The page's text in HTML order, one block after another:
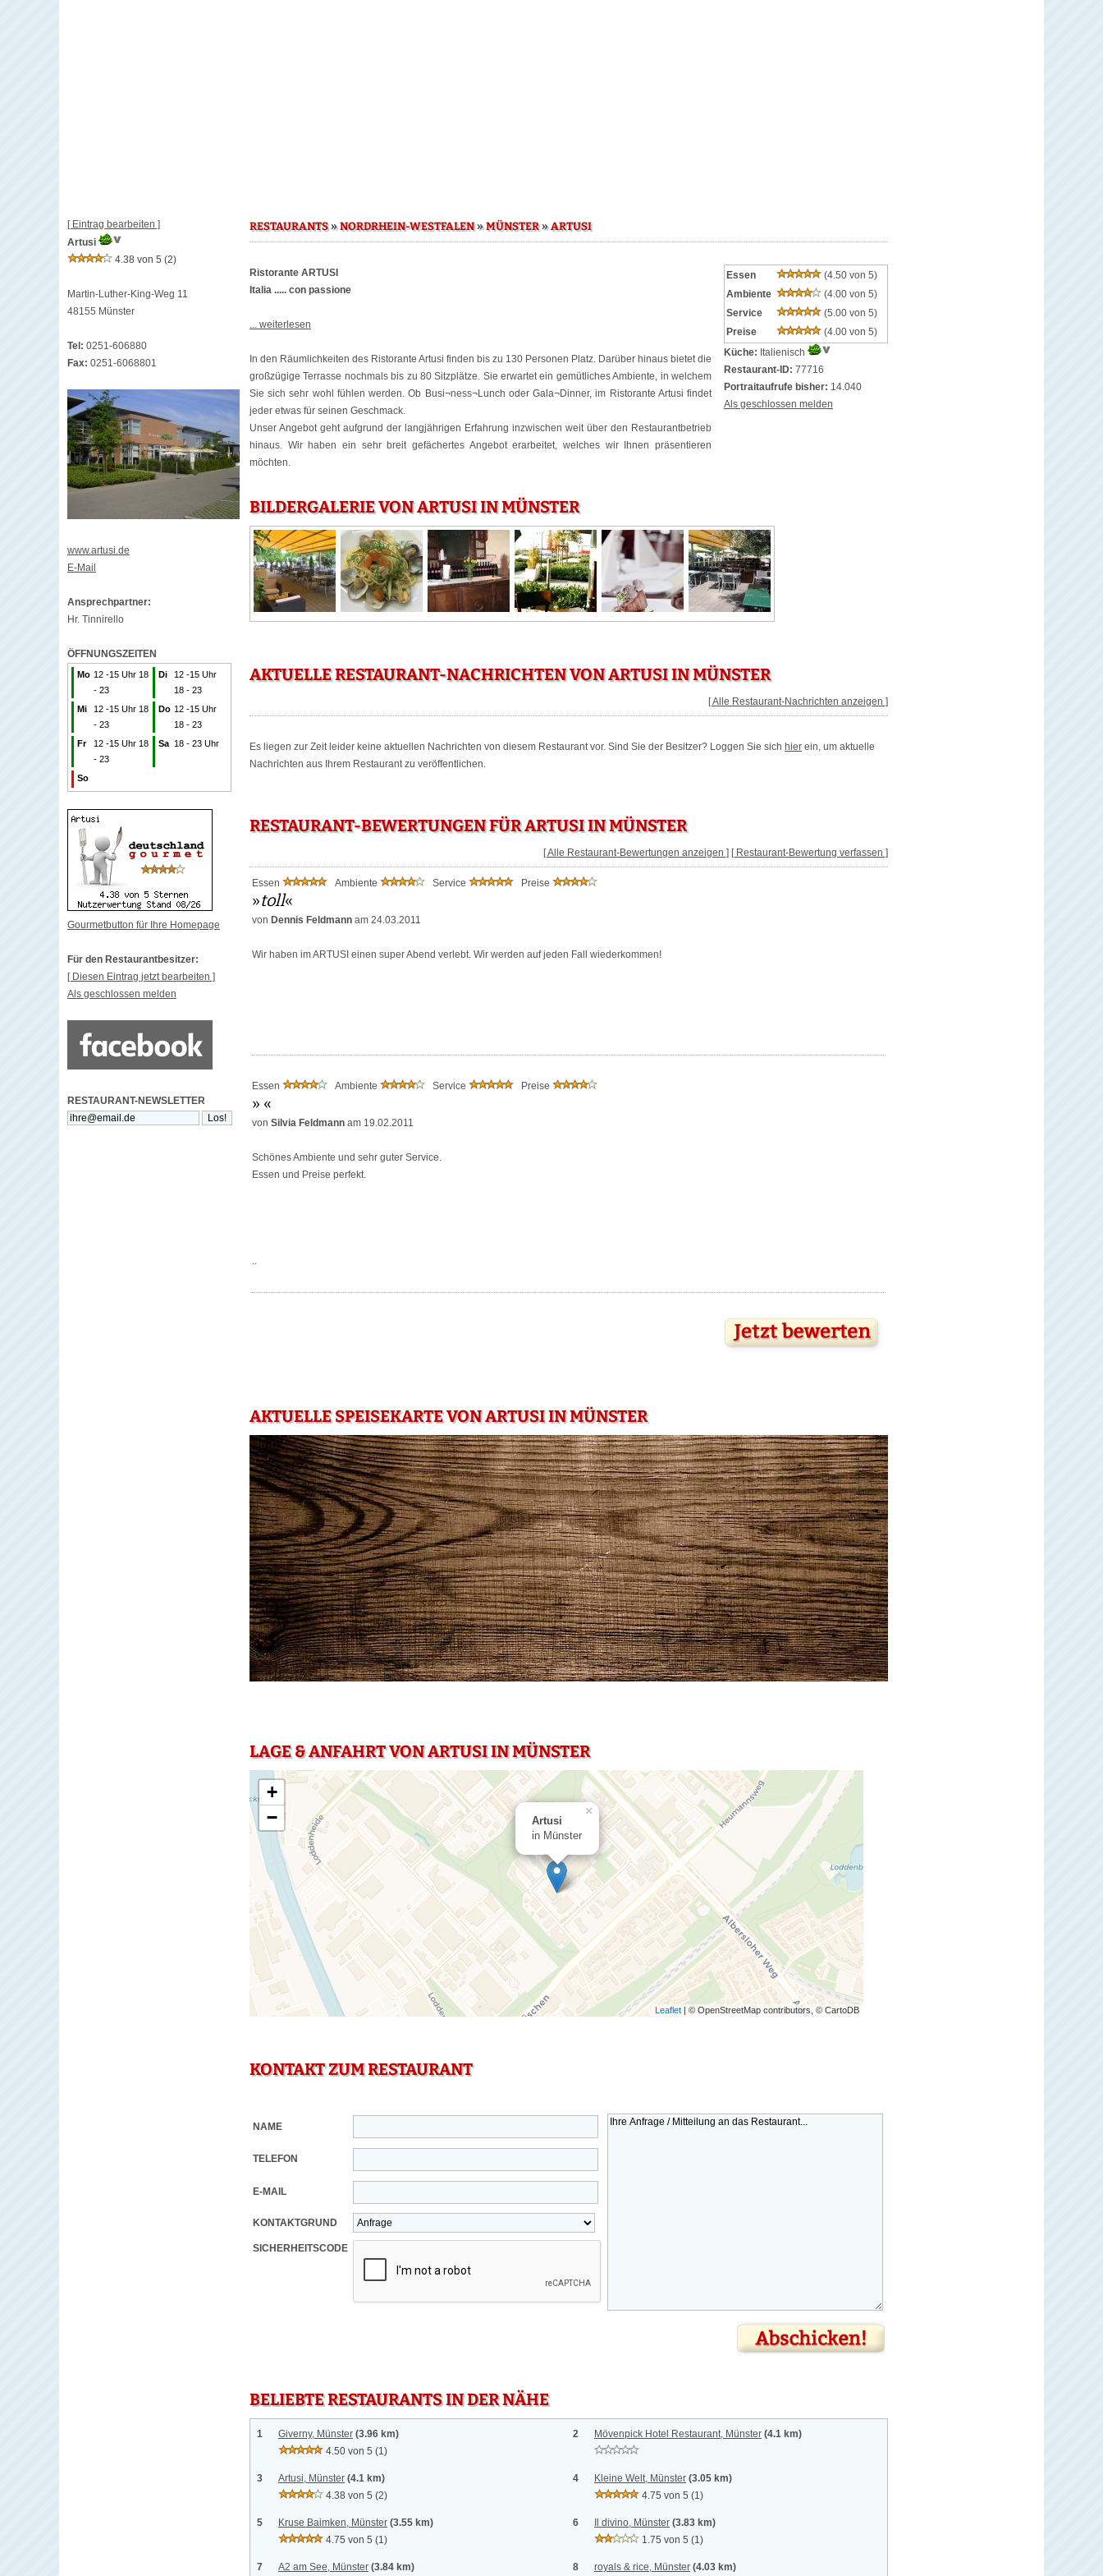
[ Eintrag bearbeiten ]
Artusi
4.38 von 5 (2)
Martin-Luther-King-Weg 11
48155 Münster
Tel: 0251-606880
Fax: 0251-6068801
www.artusi.de
E-Mail
Ansprechpartner:
Hr. Tinnirello
ÖFFNUNGSZEITEN
Mo 12 -15 Uhr 18
- 23
Di
12 -15 Uhr
18 - 23
Mi
12 -15 Uhr 18
- 23
Do 12 -15 Uhr
18 - 23
Fr
12 -15 Uhr 18
- 23
Sa 18 - 23 Uhr
So
Gourmetbutton für Ihre Homepage
Für den Restaurantbesitzer:
[ Diesen Eintrag jetzt bearbeiten ]
Als geschlossen melden
RESTAURANT-NEWSLETTER
RESTAURANTS»NORDRHEIN-WESTFALEN»MÜNSTER»ARTUSI
Ristorante ARTUSI
Italia ..... con passione
... weiterlesen
In den Räumlichkeiten des Ristorante Artusi finden bis zu 130 Personen Platz. Darüber hinaus bietet die
großzügige Terrasse nochmals bis zu 80 Sitzplätze. Sie erwartet ein gemütliches Ambiente, in welchem
Sie sich sehr wohl fühlen werden. Ob Busi¬ness¬Lunch oder Gala¬Dinner, im Ristorante Artusi findet
jeder etwas für seinen Geschmack.
Unser Angebot geht aufgrund der langjährigen Erfahrung inzwischen weit über den Restaurantbetrieb
hinaus. Wir haben ein sehr breit gefächertes Angebot erarbeitet, welches wir Ihnen präsentieren
möchten.
Essen
(4.50 von 5)
Ambiente
(4.00 von 5)
Service
(5.00 von 5)
Preise
(4.00 von 5)
Küche: Italienisch
Restaurant-ID: 77716
Portraitaufrufe bisher: 14.040
Als geschlossen melden
BILDERGALERIE VON ARTUSI IN MÜNSTER
AKTUELLE RESTAURANT-NACHRICHTEN VON ARTUSI IN MÜNSTER
[ Alle Restaurant-Nachrichten anzeigen ]
Es liegen zur Zeit leider keine aktuellen Nachrichten von diesem Restaurant vor. Sind Sie der Besitzer? Loggen Sie sich hier ein, um aktuelle
Nachrichten aus Ihrem Restaurant zu veröffentlichen.
RESTAURANT-BEWERTUNGEN FÜR ARTUSI IN MÜNSTER
[ Alle Restaurant-Bewertungen anzeigen ] [ Restaurant-Bewertung verfassen ]
Essen Ambiente Service Preise
»toll«
von Dennis Feldmann am 24.03.2011
Wir haben im ARTUSI einen super Abend verlebt. Wir werden auf jeden Fall wiederkommen!
Essen Ambiente Service Preise
» «
von Silvia Feldmann am 19.02.2011
Schönes Ambiente und sehr guter Service.
Essen und Preise perfekt.
..
AKTUELLE SPEISEKARTE VON ARTUSI IN MÜNSTER
LAGE & ANFAHRT VON ARTUSI IN MÜNSTER
Artusi
in Münster
×
+
−
Leaflet | © OpenStreetMap contributors, © CartoDB
KONTAKT ZUM RESTAURANT
NAME
TELEFON
E-MAIL
KONTAKTGRUND
SICHERHEITSCODE
BELIEBTE RESTAURANTS IN DER NÄHE
1 Giverny, Münster (3.96 km)
4.50 von 5 (1)
2 Mövenpick Hotel Restaurant, Münster (4.1 km)
3 Artusi, Münster (4.1 km)
4.38 von 5 (2)
4 Kleine Welt, Münster (3.05 km)
4.75 von 5 (1)
5 Kruse Baimken, Münster (3.55 km)
4.75 von 5 (1)
6 Il divino, Münster (3.83 km)
1.75 von 5 (1)
7 A2 am See, Münster (3.84 km) 8 royals & rice, Münster (4.03 km)